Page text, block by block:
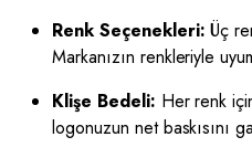
Renk Seçenekleri: Üç
Markanızın renkleriyle
Klişe Bedeli: Her renk
logonuzun net baskısını